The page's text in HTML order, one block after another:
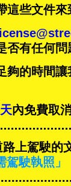
些文件來
有任何問
夠的時間
內免費取消
上駕駛的
駕駛執照」